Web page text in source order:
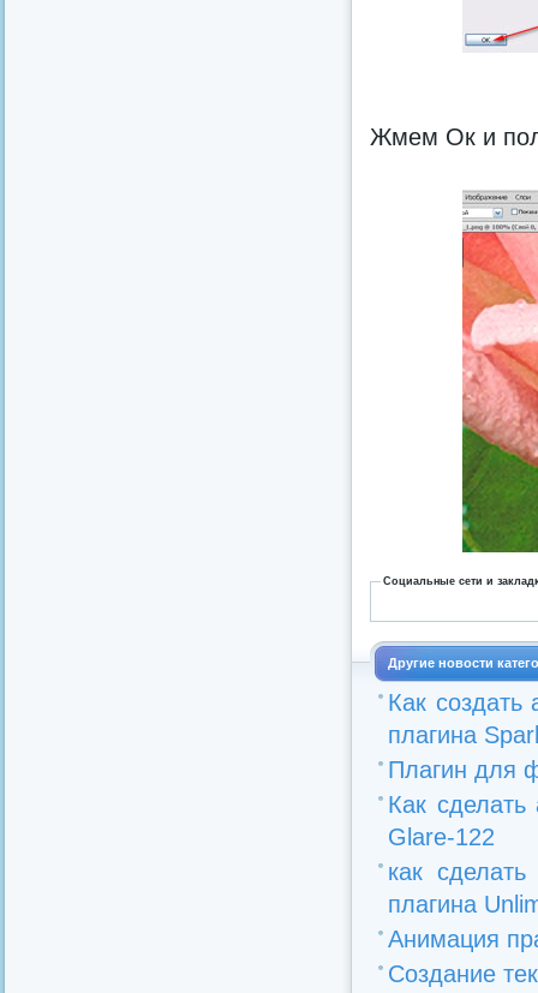
Жмем Ок и
Социальные сети и
Другие новости
Как
плагина
Плагин для
Как
Glare-122
как
плагина
Анимация
Создание